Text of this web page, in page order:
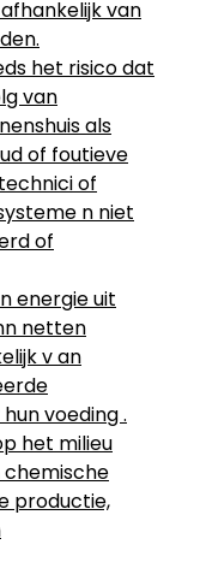
van
het risico dat
van
als
of foutieve
of
n niet
of
energie uit
netten
v an
voeding .
het milieu
chemische
productie,